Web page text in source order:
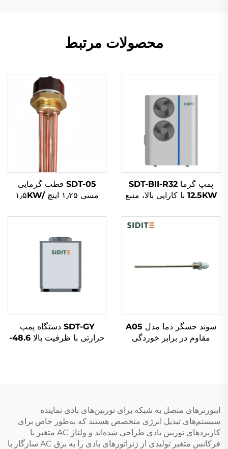
محصولات مرتبط
پمپ گرما SDT-BII-R32
12.5KW با کارایی بالا، منبع
میتسوبیشی، مواد مبرد
سازگار با محیط زیست R32
SDT-05 قطب گرمایی
مسی ۱٫۲۵ اینچ ۱٫۵KW/
گرمایشی الکتریکی برای
گرمکن آب
سوند حسگر دما مدل A05
مقاوم در برابر خوردگی
SDT-GY دستگاه پمپ
حرارتی با ظرفیت بالا 48.6-
اینورترهای متصل به شبکه برای توربین‌های بادی نماینده
سیستم‌های تبدیل انرژی متخصص هستند که به‌طور خاص برای
کاربردهای توربین بادی طراحی شده‌اند و ولتاژ AC متغیر با
فرکانس متغیر تولیدی از ژنراتورهای بادی را به برق AC سازگار با